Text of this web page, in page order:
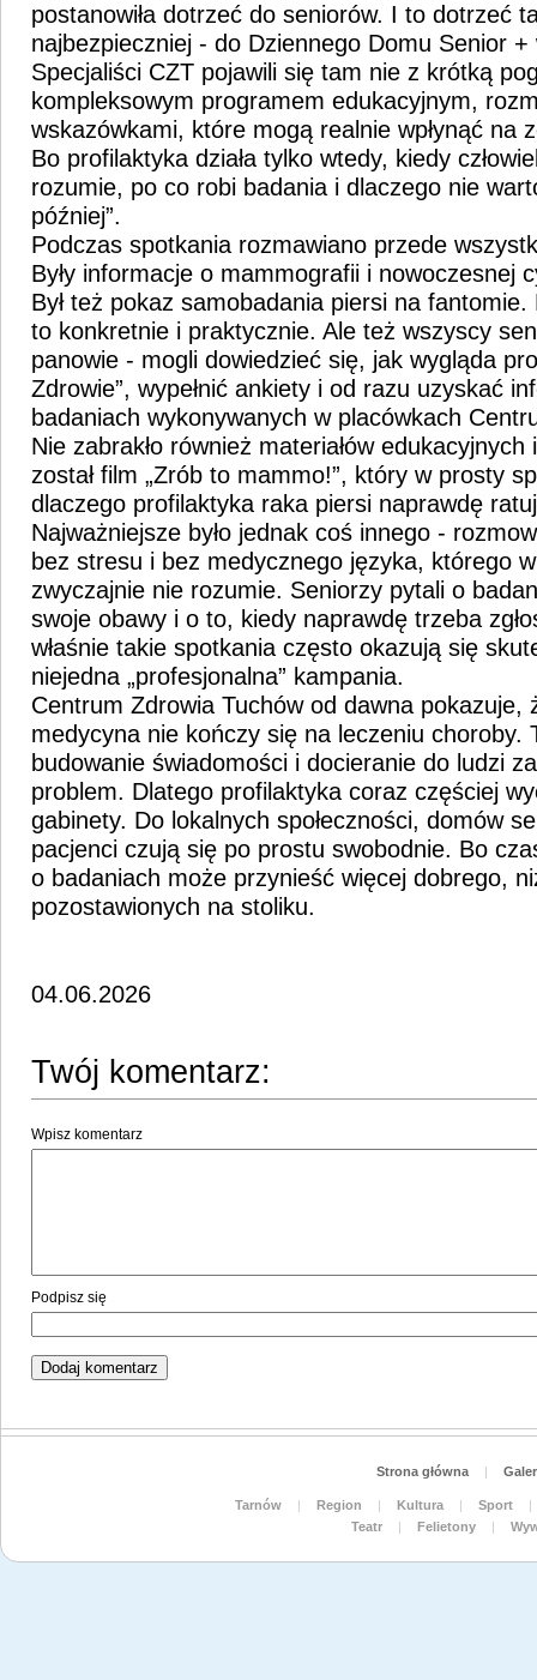
postanowiła dotrzeć do seniorów. I to dotrzeć
najbezpieczniej - do Dziennego Domu Senior +
Specjaliści CZT pojawili się tam nie z krótką
kompleksowym programem edukacyjnym,
wskazówkami, które mogą realnie wpłynąć na
Bo profilaktyka działa tylko wtedy, kiedy
rozumie, po co robi badania i dlaczego nie
później”.
Podczas spotkania rozmawiano przede
Były informacje o mammografii i nowoczesnej
Był też pokaz samobadania piersi na
to konkretnie i praktycznie. Ale też wszyscy
panowie - mogli dowiedzieć się, jak wygląda
Zdrowie”, wypełnić ankiety i od razu uzyskać
badaniach wykonywanych w placówkach
Nie zabrakło również materiałów
został film „Zrób to mammo!”, który w prosty
dlaczego profilaktyka raka piersi naprawdę
Najważniejsze było jednak coś innego -
bez stresu i bez medycznego języka, którego
zwyczajnie nie rozumie. Seniorzy pytali o
swoje obawy i o to, kiedy naprawdę trzeba
właśnie takie spotkania często okazują się
niejedna „profesjonalna” kampania.
Centrum Zdrowia Tuchów od dawna pokazuje,
medycyna nie kończy się na leczeniu choroby.
budowanie świadomości i docieranie do ludzi
problem. Dlatego profilaktyka coraz częściej
gabinety. Do lokalnych społeczności, domów
pacjenci czują się po prostu swobodnie. Bo
o badaniach może przynieść więcej dobrego,
pozostawionych na stoliku.
04.06.2026
Twój komentarz:
Wpisz komentarz
Podpisz się
Strona główna |
Tarnów | Region | Kultura | Sport
|
Teatr
| Felietony |